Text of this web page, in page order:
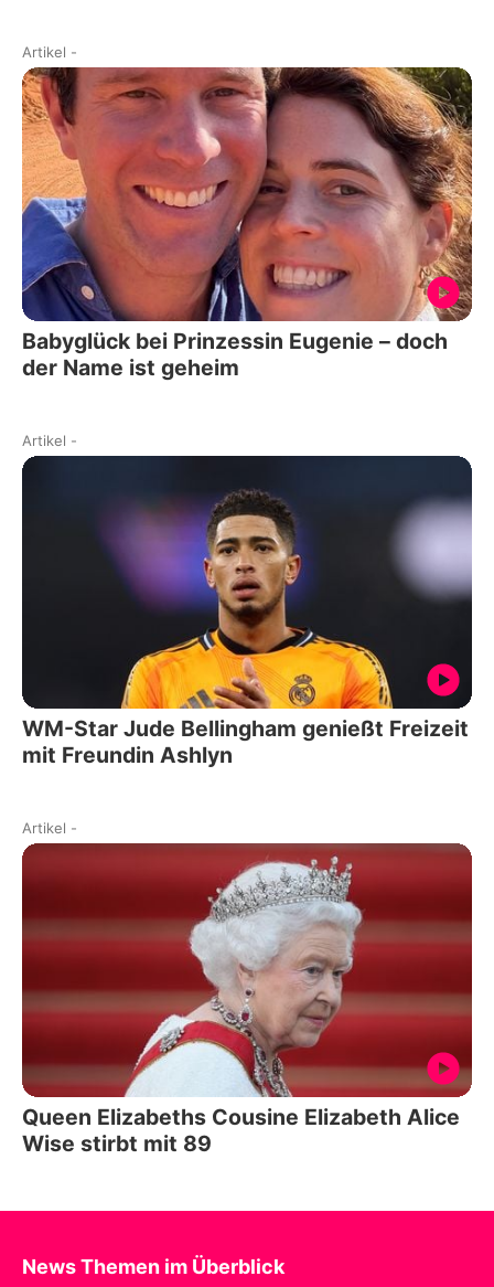
Artikel -
Babyglück bei Prinzessin Eugenie – doch
der Name ist geheim
Artikel -
WM-Star Jude Bellingham genießt Freizeit
mit Freundin Ashlyn
Artikel -
Queen Elizabeths Cousine Elizabeth Alice
Wise stirbt mit 89
News Themen im Überblick